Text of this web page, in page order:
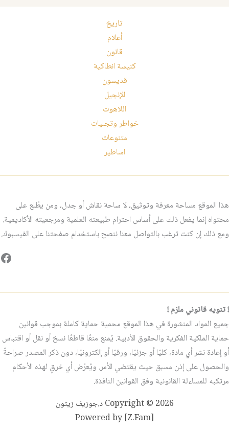
تاريخ
أعلام
قانون
كنيسة انطاكية
قديسون
الإنجيل
اللاهوت
خواطر وتجليات
متنوعات
اساطير
هذا الموقع مساحة معرفة وتوثيق، لا ساحة نقاش أو جدل، ومن يطّلع على
محتواه إنما يفعل ذلك على أساس احترام طبيعته العلمية ومرجعيته الأكاديمية.
ومع ذلك إن كنت ترغب بالتواصل معنا ننصح باستخدام صفحتنا على الفيسبوك.
! تنويه قانوني ملزم !
جميع المواد المنشورة في هذا الموقع محمية حماية كاملة بموجب قوانين
حماية الملكية الفكرية والحقوق الأدبية. يُمنع منعًا قاطعًا نسخ أو نقل أو اقتباس
أو إعادة نشر أي مادة، كليًا أو جزئيًا، ورقيًا أو إلكترونيًا، دون ذكر المصدر صراحةً
والحصول على إذن مسبق حيث يقتضي الأمر. ويُعرّض أي خرقٍ لهذه الأحكام
مرتكبه للمساءلة القانونية وفق القوانين النافذة.
Copyright © 2026 د.جوزيف زيتون
Powered by [Z.Fam]